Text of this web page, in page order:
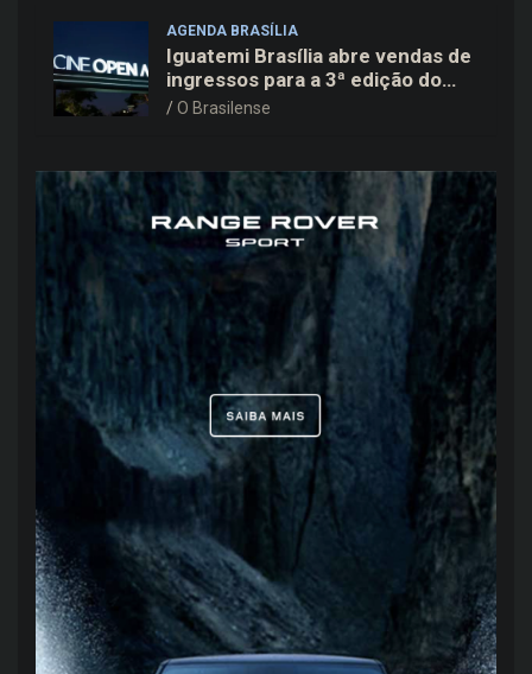
AGENDA BRASÍLIA
Iguatemi Brasília abre vendas de
ingressos para a 3ª edição do
Cine Open Air
O Brasilense